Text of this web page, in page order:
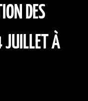
DES
JUILLET À